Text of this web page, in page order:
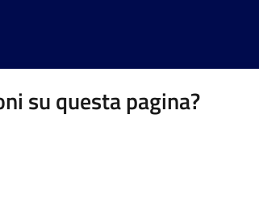
su questa pagina?